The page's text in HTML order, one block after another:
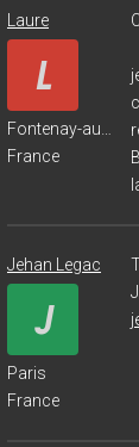
Laure
France
Jehan Legac
Paris
France